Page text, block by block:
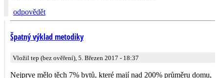
odpovědět
Špatný výklad metodiky
Vložil tep (bez ověření), 5. Březen 2017 - 18:37
Nejprve mělo těch 7% bytů, které mají nad 200% průměru domu,